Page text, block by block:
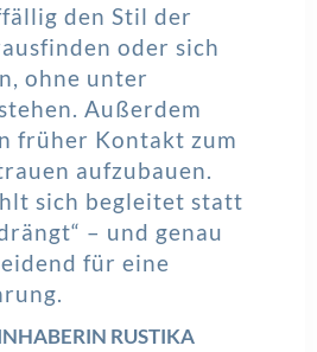
den Stil der
oder sich
ohne unter
Außerdem
früher Kontakt zum
aufzubauen.
sich begleitet statt
– und genau
für eine
RUSTIKA